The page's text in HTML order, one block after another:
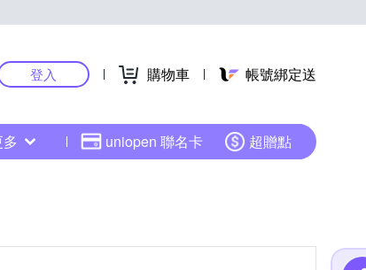
登入 購物車 帳號綁定送
uniopen 聯名卡 超贈點